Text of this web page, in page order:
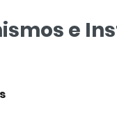
e